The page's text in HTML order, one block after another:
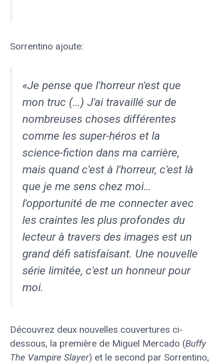
Sorrentino ajoute:
«Je pense que l'horreur n'est que
mon truc (…) J'ai travaillé sur de
nombreuses choses différentes
comme les super-héros et la
science-fiction dans ma carrière,
mais quand c'est à l'horreur, c'est là
que je me sens chez moi…
l'opportunité de me connecter avec
les craintes les plus profondes du
lecteur à travers des images est un
grand défi satisfaisant. Une nouvelle
série limitée, c'est un honneur pour
moi.
Découvrez deux nouvelles couvertures ci-
dessous, la première de Miguel Mercado (Buffy
The Vampire Slayer) et le second par Sorrentino,